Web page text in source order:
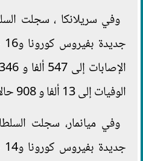
الوفيات إلى 13 ألفا و 908 حالات وفاة حتى الآن.